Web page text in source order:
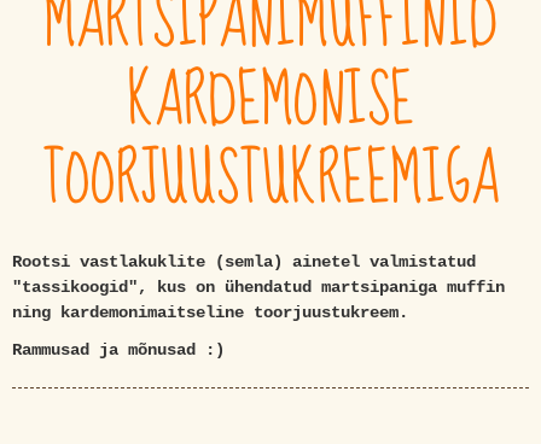
KARDEMONISE
TOORJUUSTUKREEMIGA
Rootsi vastlakuklite (semla) ainetel valmistatud
"tassikoogid", kus on ühendatud martsipaniga muffin
ning kardemonimaitseline toorjuustukreem.
Rammusad ja mõnusad :)